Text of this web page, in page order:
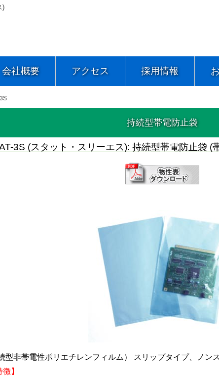
)
会社概要 アクセス 採用情報
持続型帯電防止袋
3S (スタット・スリーエス): 持続型帯電防止袋 (
型非帯電性ポリエチレンフィルム） スリップタイプ、ノン
徴】